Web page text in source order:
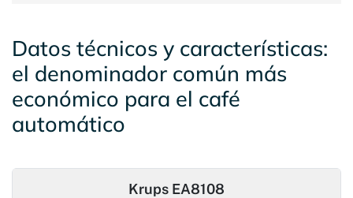
Datos técnicos y características:
el denominador común más
económico para el café
automático
Krups EA8108